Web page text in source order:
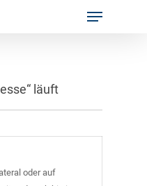
Menu
läuft
oder auf